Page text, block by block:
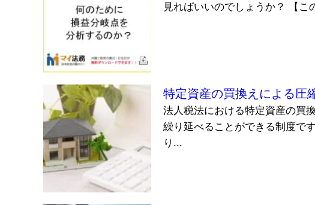
見ればいいのでしょうか？ 【
特定資産の買換えによる圧
法人税法における特定資産の買
繰り延べることができる制度で
り...